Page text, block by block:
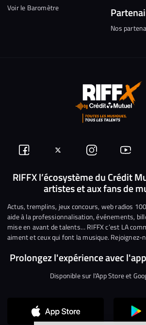
Continuer sans accepter
Voir le Baromètre
Nos
Suivez-
nous
Facebook
Suivez-
nous
sur
Twitter
Nous
rejoindre
sur
Instagram
Nous
sur
RIFFX l’écosystème du Crédit
artistes et aux fans de
Actus, tremplins, jeux concours, web radios
aide à la professionnalisation, événements,
mise en avant de talents… RIFFX c’est LA
aiment et ceux qui font la musique. Rejoignez-
Prolongez l'expérience avec
Disponible sur l'App Store et